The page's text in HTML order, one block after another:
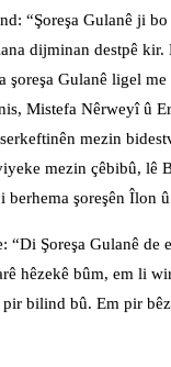
“Şoreşa Gulanê ji
dijminan destpê
şoreşa Gulanê ligel
Mistefa Nêrweyî û
mezin
mezin çêbibû,
şoreşên Îlon
“Di Şoreşa Gulanê
hêzekê bûm, em li
bilind bû. Em pir